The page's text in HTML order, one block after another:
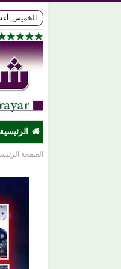
الخميس,
الرئيسية
الصفحة